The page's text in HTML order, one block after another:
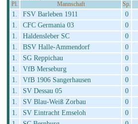
Pl. Mannschaft Sp.
1. FSV Barleben 1911 0
1.
CFC Germania 03 0
1.
Haldensleber SC 0
1.
BSV Halle-Ammendorf 0
1.
SG Reppichau 0
1.
VfB Merseburg 0
1.
VfB 1906 Sangerhausen 0
1.
SV Dessau 05 0
1.
SV Blau-Weiß Zorbau 0
1.
SV Eintracht Emseloh 0